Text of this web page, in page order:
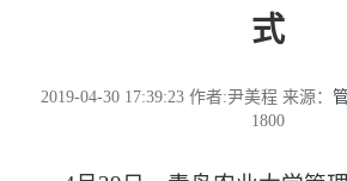
式
2019-04-30 17:39:23 作者:尹美程 来源：
1800